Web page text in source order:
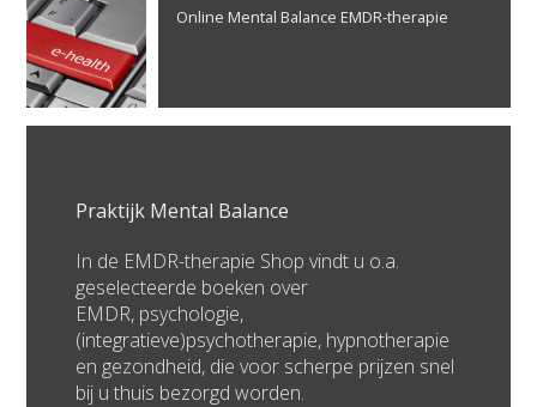
Online Mental Balance EMDR-therapie
Praktijk Mental Balance
In de EMDR-therapie Shop vindt u o.a.
geselecteerde boeken over
EMDR, psychologie,
(integratieve)psychotherapie, hypnotherapie
en gezondheid, die voor scherpe prijzen snel
bij u thuis bezorgd worden.